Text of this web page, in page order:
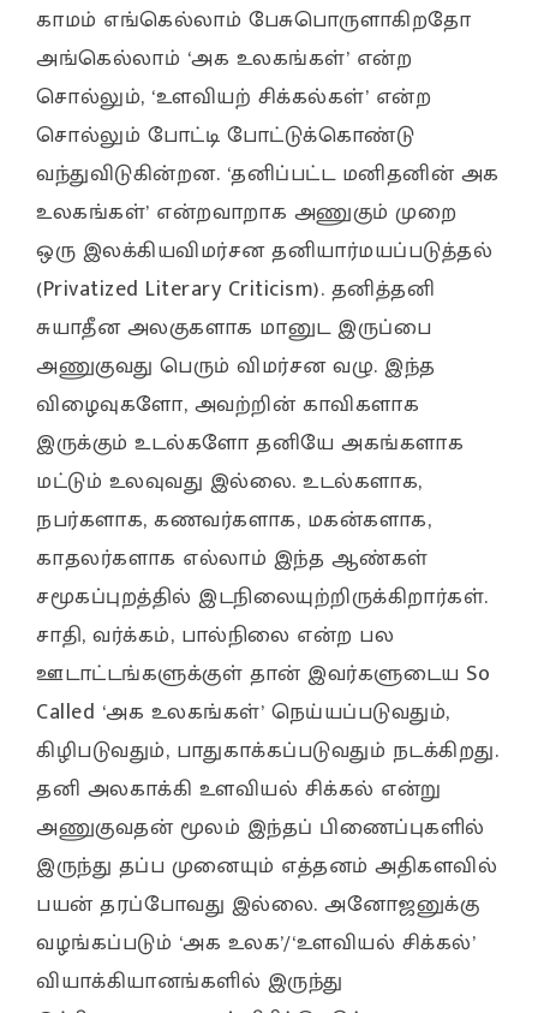
காமம் எங்கெல்லாம் பேசுபொருளாகிறதோ
அங்கெல்லாம் ‘அக உலகங்கள்’ என்ற
சொல்லும், ‘உளவியற் சிக்கல்கள்’ என்ற
சொல்லும் போட்டி போட்டுக்கொண்டு
வந்துவிடுகின்றன. ‘தனிப்பட்ட மனிதனின் அக
உலகங்கள்’ என்றவாறாக அணுகும் முறை
ஒரு இலக்கியவிமர்சன தனியார்மயப்படுத்தல்
(Privatized Literary Criticism). தனித்தனி
சுயாதீன அலகுகளாக மானுட இருப்பை
அணுகுவது பெரும் விமர்சன வழு. இந்த
விழைவுகளோ, அவற்றின் காவிகளாக
இருக்கும் உடல்களோ தனியே அகங்களாக
மட்டும் உலவுவது இல்லை. உடல்களாக,
நபர்களாக, கணவர்களாக, மகன்களாக,
காதலர்களாக எல்லாம் இந்த ஆண்கள்
சமூகப்புறத்தில் இடநிலையுற்றிருக்கிறார்கள்.
சாதி, வர்க்கம், பால்நிலை என்ற பல
ஊடாட்டங்களுக்குள் தான் இவர்களுடைய So
Called ‘அக உலகங்கள்’ நெய்யப்படுவதும்,
கிழிபடுவதும், பாதுகாக்கப்படுவதும் நடக்கிறது.
தனி அலகாக்கி உளவியல் சிக்கல் என்று
அணுகுவதன் மூலம் இந்தப் பிணைப்புகளில்
இருந்து தப்ப முனையும் எத்தனம் அதிகளவில்
பயன் தரப்போவது இல்லை. அனோஜனுக்கு
வழங்கப்படும் ‘அக உலக’/‘உளவியல் சிக்கல்’
வியாக்கியானங்களில் இருந்து